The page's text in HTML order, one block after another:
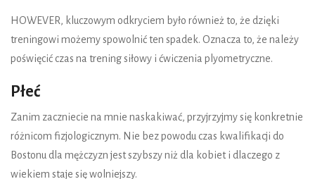
HOWEVER, kluczowym odkryciem było również to, że dzięki
treningowi możemy spowolnić ten spadek. Oznacza to, że należy
poświęcić czas na trening siłowy i ćwiczenia plyometryczne.
Płeć
Zanim zaczniecie na mnie naskakiwać, przyjrzyjmy się konkretnie
różnicom fizjologicznym. Nie bez powodu czas kwalifikacji do
Bostonu dla mężczyzn jest szybszy niż dla kobiet i dlaczego z
wiekiem staje się wolniejszy.